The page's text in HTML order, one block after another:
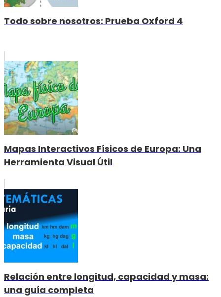
Todo sobre nosotros: Prueba Oxford 4
Mapas Interactivos Físicos de Europa: Una
Herramienta Visual Útil
Relación entre longitud, capacidad y masa:
una guía completa